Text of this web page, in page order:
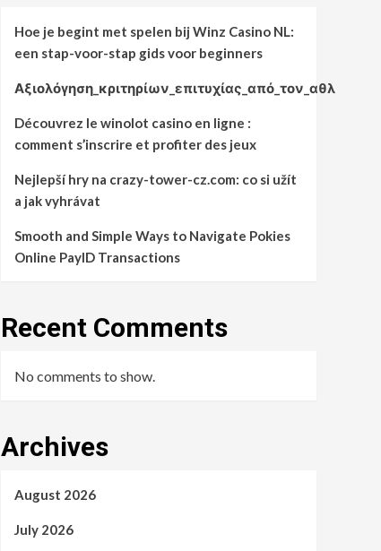
Hoe je begint met spelen bij Winz Casino NL:
een stap-voor-stap gids voor beginners
Αξιολόγηση_κριτηρίων_επιτυχίας_από_τον_αθλ
Découvrez le winolot casino en ligne :
comment s’inscrire et profiter des jeux
Nejlepší hry na crazy-tower-cz.com: co si užít
a jak vyhrávat
Smooth and Simple Ways to Navigate Pokies
Online PayID Transactions
Recent Comments
No comments to show.
Archives
August 2026
July 2026